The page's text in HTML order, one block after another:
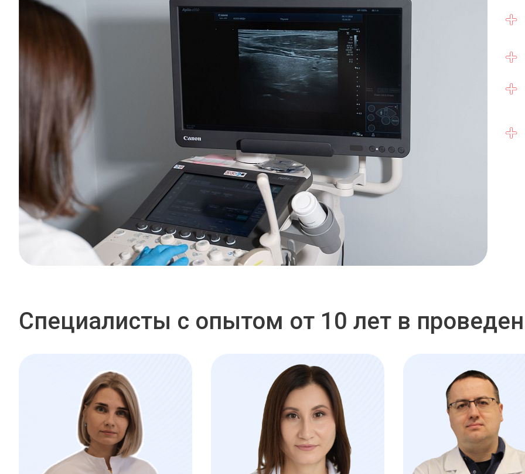
Специалисты с опытом от 10 лет в